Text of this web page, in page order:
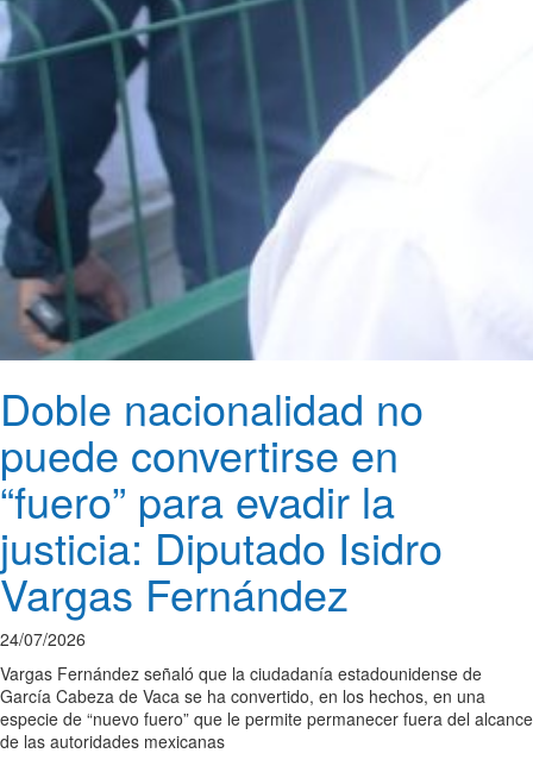
Doble nacionalidad no
puede convertirse en
“fuero” para evadir la
justicia: Diputado Isidro
Vargas Fernández
24/07/2026
Vargas Fernández señaló que la ciudadanía estadounidense de
García Cabeza de Vaca se ha convertido, en los hechos, en una
especie de “nuevo fuero” que le permite permanecer fuera del alcance
de las autoridades mexicanas